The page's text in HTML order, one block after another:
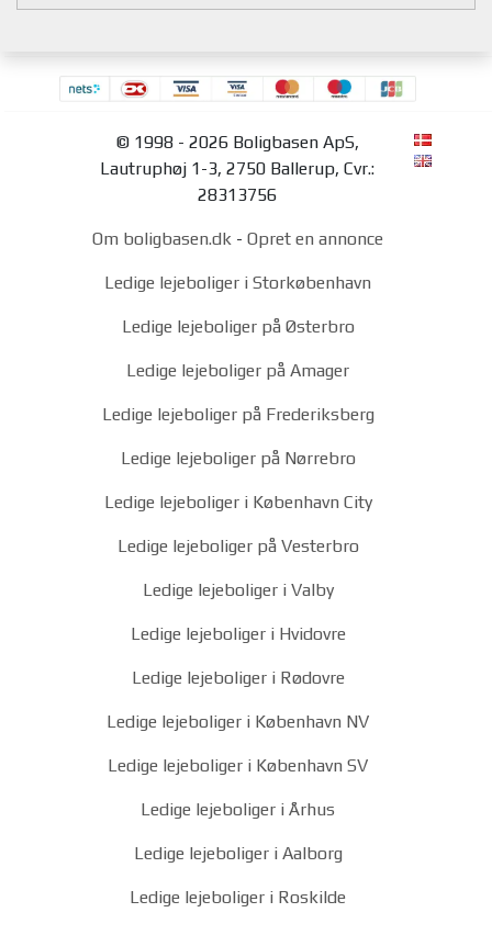
© 1998 - 2026 Boligbasen ApS,
Lautruphøj 1-3, 2750 Ballerup, Cvr.:
28313756
Om boligbasen.dk - Opret en annonce
Ledige lejeboliger i Storkøbenhavn
Ledige lejeboliger på Østerbro
Ledige lejeboliger på Amager
Ledige lejeboliger på Frederiksberg
Ledige lejeboliger på Nørrebro
Ledige lejeboliger i København City
Ledige lejeboliger på Vesterbro
Ledige lejeboliger i Valby
Ledige lejeboliger i Hvidovre
Ledige lejeboliger i Rødovre
Ledige lejeboliger i København NV
Ledige lejeboliger i København SV
Ledige lejeboliger i Århus
Ledige lejeboliger i Aalborg
Ledige lejeboliger i Roskilde